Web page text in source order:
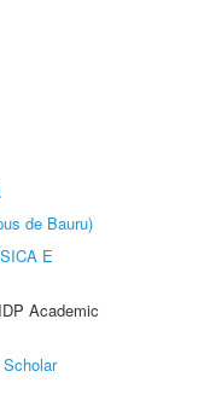
de Bauru)
E
Academic